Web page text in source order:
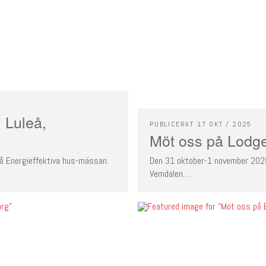
Energieffektiva hus-mässan.
PUBLICERAT 17 OKT / 2025
Möt oss på
Den 31 oktober-1 november
Vemdalen.…